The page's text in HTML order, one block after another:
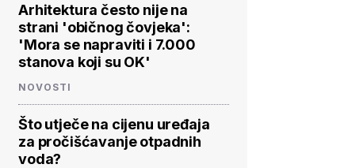
Arhitektura često nije na
strani 'običnog čovjeka':
'Mora se napraviti i 7.000
stanova koji su OK'
NOVOSTI
Što utječe na cijenu uređaja
za pročišćavanje otpadnih
voda?